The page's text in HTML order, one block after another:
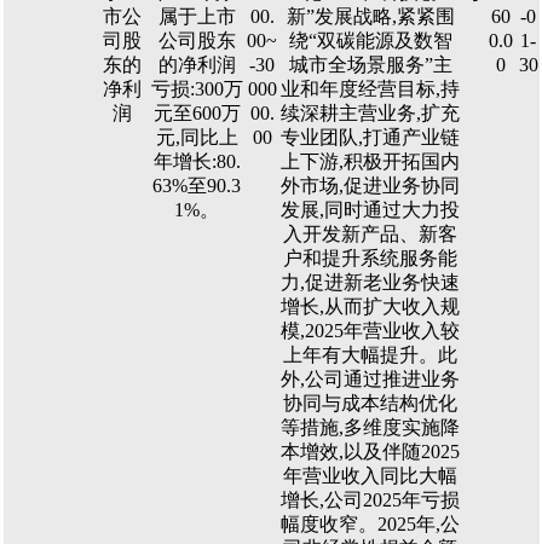
市公
司股
东的
净利
润
属于上市
公司股东
的净利润
亏损:300万
元至600万
元,同比上
年增长:80.
63%至90.3
1%。
00.
00~
-30
000
00.
00
新”发展战略,紧紧围
绕“双碳能源及数智
城市全场景服务”主
业和年度经营目标,持
续深耕主营业务,扩充
专业团队,打通产业链
上下游,积极开拓国内
外市场,促进业务协同
发展,同时通过大力投
入开发新产品、新客
户和提升系统服务能
力,促进新老业务快速
增长,从而扩大收入规
模,2025年营业收入较
上年有大幅提升。此
外,公司通过推进业务
协同与成本结构优化
等措施,多维度实施降
本增效,以及伴随2025
年营业收入同比大幅
增长,公司2025年亏损
幅度收窄。2025年,公
60
0.0
0
-0
1-
30